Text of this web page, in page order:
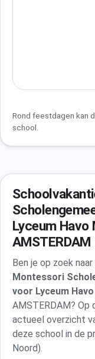
Rond feestdagen kan
school.
Lyceum Havo
AMSTERDAM
Ben je op zoek
Montessori
voor Lyceum
AMSTERDAM? Op
actueel overzicht
deze school in de
Noord).